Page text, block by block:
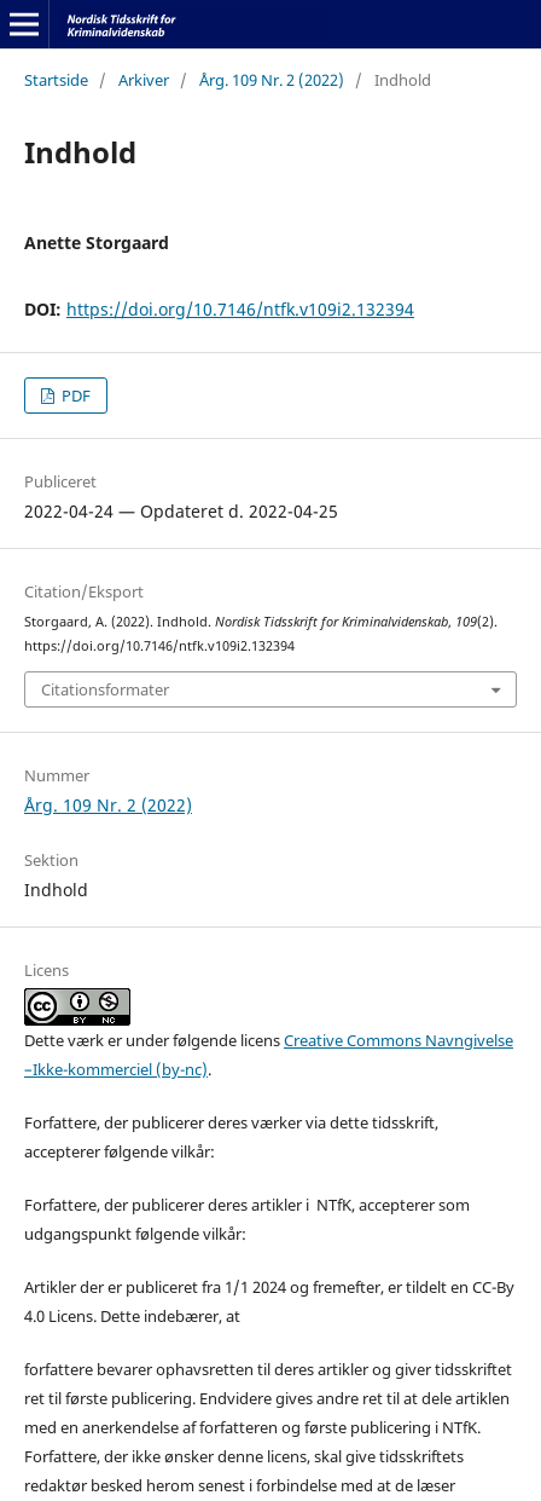
Startside / Arkiver / Årg. 109 Nr. 2 (2022) / Indhold
Indhold
Anette Storgaard
DOI: https://doi.org/10.7146/ntfk.v109i2.132394
PDF
Publiceret
2022-04-24 — Opdateret d. 2022-04-25
Citation/Eksport
Storgaard, A. (2022). Indhold. Nordisk Tidsskrift for Kriminalvidenskab, 109(2).
https://doi.org/10.7146/ntfk.v109i2.132394
Citationsformater
Nummer
Årg. 109 Nr. 2 (2022)
Sektion
Indhold
Licens
Dette værk er under følgende licensCreative Commons Navngivelse
–Ikke-kommerciel (by-nc).
Forfattere, der publicerer deres værker via dette tidsskrift,
accepterer følgende vilkår:
Forfattere, der publicerer deres artikler i NTfK, accepterer som
udgangspunkt følgende vilkår:
Artikler der er publiceret fra 1/1 2024 og fremefter, er tildelt en CC-By
4.0 Licens. Dette indebærer, at
forfattere bevarer ophavsretten til deres artikler og giver tidsskriftet
ret til første publicering. Endvidere gives andre ret til at dele artiklen
med en anerkendelse af forfatteren og første publicering i NTfK.
Forfattere, der ikke ønsker denne licens, skal give tidsskriftets
redaktør besked herom senest i forbindelse med at de læser